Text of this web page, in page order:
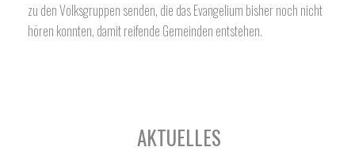
zu den Volksgruppen senden, die das Evangelium bisher noch nicht
hören konnten, damit reifende Gemeinden entstehen.
AKTUELLES